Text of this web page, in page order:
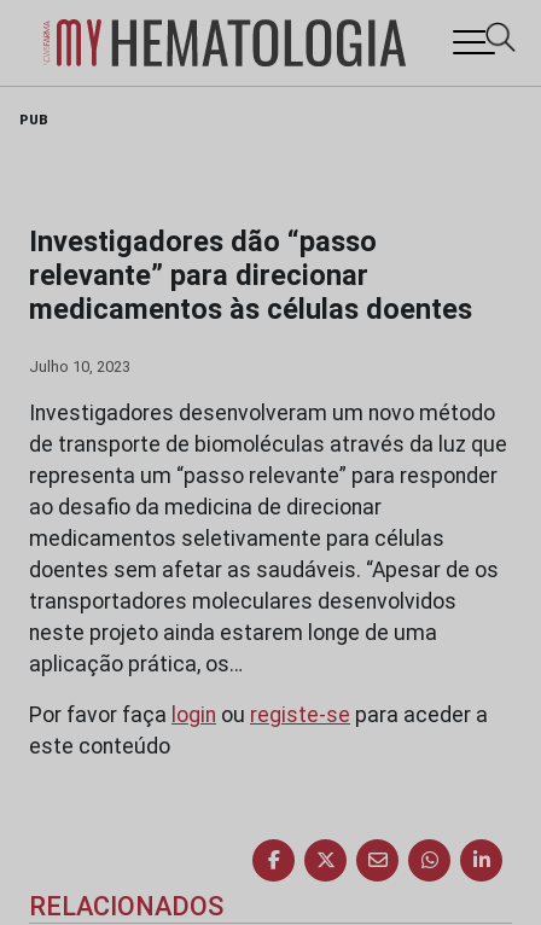
PUB
Investigadores dão “passo
relevante” para direcionar
medicamentos às células doentes
Julho 10, 2023
Investigadores desenvolveram um novo método
de transporte de biomoléculas através da luz que
representa um “passo relevante” para responder
ao desafio da medicina de direcionar
medicamentos seletivamente para células
doentes sem afetar as saudáveis. “Apesar de os
transportadores moleculares desenvolvidos
neste projeto ainda estarem longe de uma
aplicação prática, os…
Por favor faça login ou registe-se para aceder a
este conteúdo
RELACIONADOS